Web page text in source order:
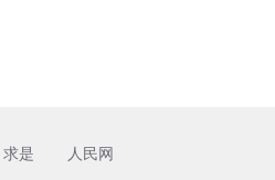
求是 人民网